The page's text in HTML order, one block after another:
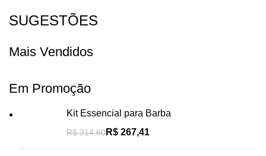
SUGESTÕES
Mais Vendidos
Em Promoção
Kit Essencial para Barba
R$314,60R$ 267,41